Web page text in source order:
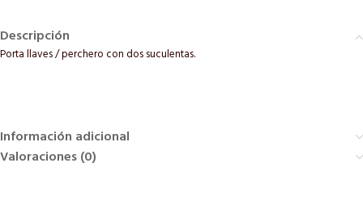
Descripción
Porta llaves / perchero con dos suculentas.
Información adicional
Valoraciones (0)